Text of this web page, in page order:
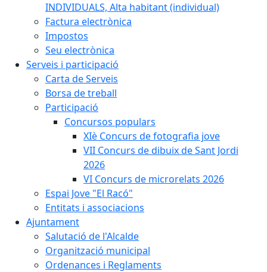
INDIVIDUALS, Alta habitant (individual)
Factura electrònica
Impostos
Seu electrònica
Serveis i participació
Carta de Serveis
Borsa de treball
Participació
Concursos populars
XIè Concurs de fotografia jove
VII Concurs de dibuix de Sant Jordi
2026
VI Concurs de microrelats 2026
Espai Jove "El Racó"
Entitats i associacions
Ajuntament
Salutació de l'Alcalde
Organització municipal
Ordenances i Reglaments